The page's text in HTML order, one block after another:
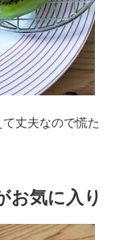
丈夫なので慌た
お気に入り